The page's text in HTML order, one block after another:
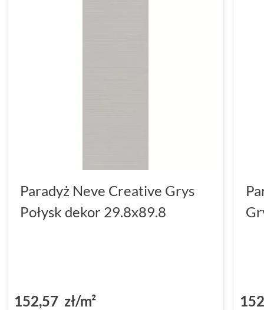
Paradyż Neve Creative Grys
Połysk dekor 29.8x89.8
152,57 zł/m²